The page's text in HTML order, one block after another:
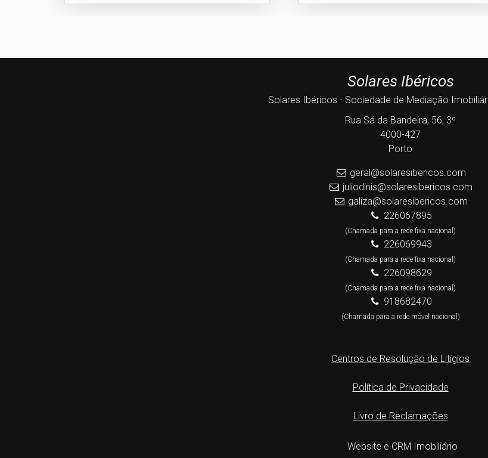
Solares Ibéricos
Solares Ibéricos - Sociedade de Mediação Imobiliár
Rua Sá da Bandeira, 56, 3º
4000-427
Porto
geral@solaresibericos.com
juliodinis@solaresibericos.com
galiza@solaresibericos.com
226067895
(Chamada para a rede fixa nacional)
226069943
(Chamada para a rede fixa nacional)
226098629
(Chamada para a rede fixa nacional)
918682470
(Chamada para a rede móvel nacional)
Centros de Resolução de Litígios
Política de Privacidade
Livro de Reclamações
Website e CRM Imobiliário